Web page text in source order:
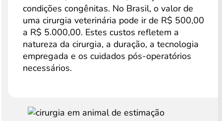
condições congênitas. No Brasil, o valor de
uma cirurgia veterinária pode ir de R$ 500,00
a R$ 5.000,00. Estes custos refletem a
natureza da cirurgia, a duração, a tecnologia
empregada e os cuidados pós-operatórios
necessários.